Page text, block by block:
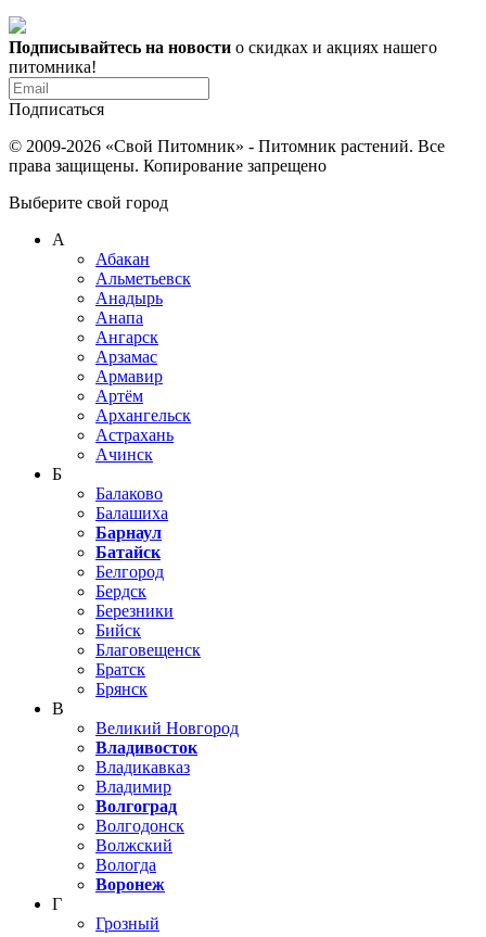
Подписывайтесь на новости о скидках и акциях нашего
питомника!
Подписаться
© 2009-2026 «Свой Питомник» - Питомник растений. Все
права защищены. Копирование запрещено
Выберите свой город
А
Абакан
Альметьевск
Анадырь
Анапа
Ангарск
Арзамас
Армавир
Артём
Архангельск
Астрахань
Ачинск
Б
Балаково
Балашиха
Барнаул
Батайск
Белгород
Бердск
Березники
Бийск
Благовещенск
Братск
Брянск
В
Великий Новгород
Владивосток
Владикавказ
Владимир
Волгоград
Волгодонск
Волжский
Вологда
Воронеж
Г
Грозный